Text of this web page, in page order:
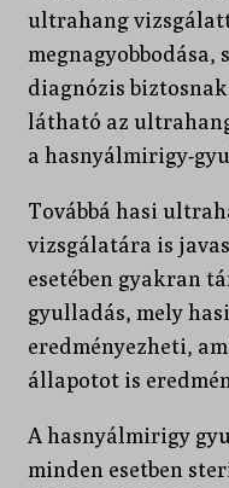
ultrahang
megnagyobbodása,
diagnózis biztosnak
látható az
a hasnyálmirigy-
Továbbá hasi
vizsgálatára is
esetében gyakran
gyulladás, mely
eredményezheti,
állapotot is
A hasnyálmirigy
minden esetben